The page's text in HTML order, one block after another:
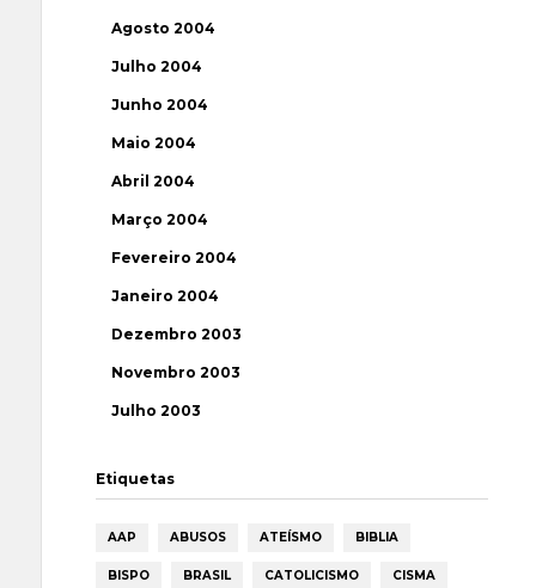
Agosto 2004
Julho 2004
Junho 2004
Maio 2004
Abril 2004
Março 2004
Fevereiro 2004
Janeiro 2004
Dezembro 2003
Novembro 2003
Julho 2003
Etiquetas
AAP ABUSOS ATEÍSMO BIBLIA
BISPO BRASIL CATOLICISMO CISMA